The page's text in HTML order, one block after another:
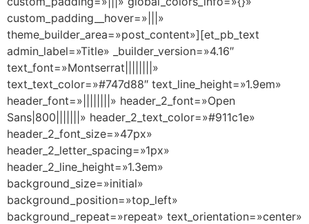
custom_padding__hover=»|||»
theme_builder_area=»post_content»][et_pb_text
admin_label=»Title» _builder_version=»4.16″
text_font=»Montserrat||||||||»
text_text_color=»#747d88″ text_line_height=»1.9em»
header_font=»||||||||» header_2_font=»Open
Sans|800|||||||» header_2_text_color=»#911c1e»
header_2_font_size=»47px»
header_2_letter_spacing=»1px»
header_2_line_height=»1.3em»
background_size=»initial»
background_position=»top_left»
background_repeat=»repeat» text_orientation=»center»